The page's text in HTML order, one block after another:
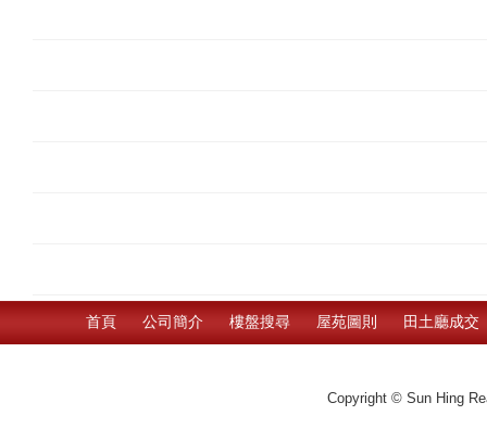
首頁 公司簡介 樓盤搜尋 屋苑圖則 田土廳成交
Copyright © Sun Hing